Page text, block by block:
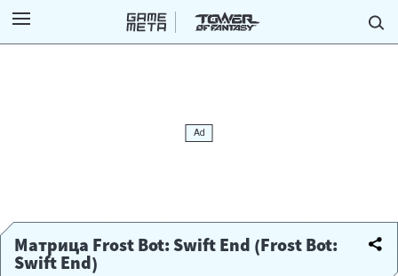
Матрица Frost Bot: Swift End (Frost Bot:
Swift End)